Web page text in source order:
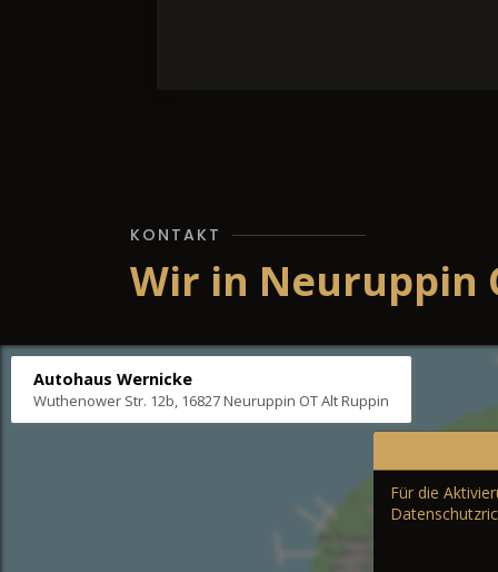
KONTAKT
Wir in Neuruppin
Autohaus Wernicke
Wuthenower Str. 12b, 16827 Neuruppin OT Alt Ruppin
Für die